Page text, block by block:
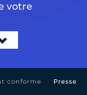
votre
conforme Presse